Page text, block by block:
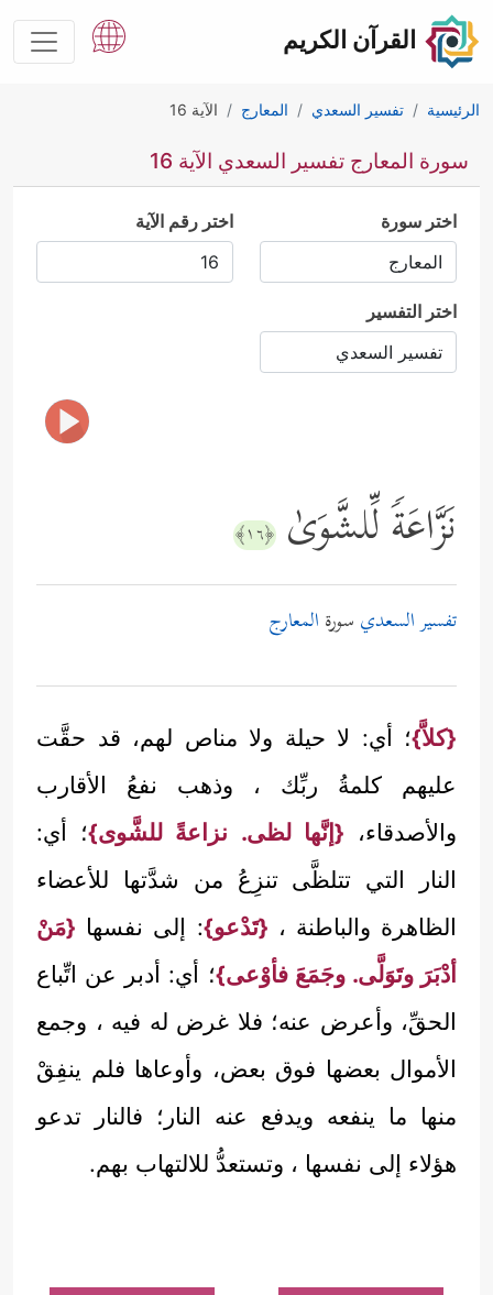
القرآن الكريم
الرئيسية تفسير السعدي المعارج الآية 16
سورة المعارج تفسير السعدي الآية 16
اختر سورة اختر رقم الآية
اختر التفسير
نَزَّاعَةࣰ لِّلشَّوَىٰ ﴿١٦﴾
تفسير السعدي سورة المعارج
{كلاَّ}؛ أي: لا حيلة ولا مناص لهم، قد حقَّت
عليهم كلمةُ ربِّك ، وذهب نفعُ الأقارب
والأصدقاء، {إنَّها لظى. نزاعةً للشَّوى}؛ أي:
النار التي تتلظَّى تنزِعُ من شدَّتها للأعضاء
الظاهرة والباطنة ، {تَدْعو}: إلى نفسها {مَنْ
أدْبَرَ وتَوَلَّى. وجَمَعَ فأوْعى}؛ أي: أدبر عن اتِّباع
الحقِّ، وأعرض عنه؛ فلا غرض له فيه ، وجمع
الأموال بعضها فوق بعض، وأوعاها فلم ينفِقْ
منها ما ينفعه ويدفع عنه النار؛ فالنار تدعو
هؤلاء إلى نفسها ، وتستعدُّ للالتهاب بهم.